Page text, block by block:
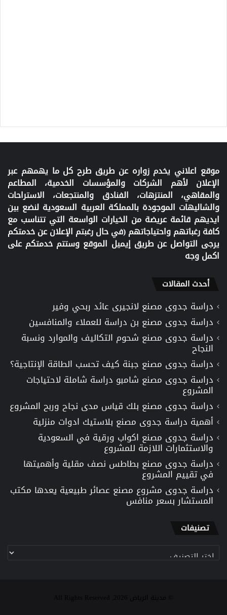
موقع اعلاني يخدم زواره عن طريق طرح كل ما يهمهم عبر
الإعلان لأهم الشركات والمؤسسات الخدمية، المطاعم
والمقاهي، المنتزهات، الفنادق والمنتجعات، الاستراحات
والشاليهات الموجودة بالمملكة العربية السعودية لنضع بين
ايديهم قائمة عريضة من الخيارات الواسعة التي تتناسب مع
كافة رغباتهم واحتياجاتهم (في حال رغبتم الإعلان عن خدمتكم
يرجى التواصل عن طريق إيميل الموقع وستتم خدمتكم على
اكمل وجه
أحدث المقالات
دراسة جدوى مصنع لانجيرى عائد ربحي وفير
دراسة جدوى مصنع بن دراسة للعملاء والمنافسين
دراسة جدوى مصنع شحوم التكاليف والموارد ونسبة
النجاح
دراسة جدوى مصنع جبنة كيف تحسب الطاقة الإنتاجية؟
دراسة جدوى مصنع شامبو دراسة شاملة لاحتياجات
المشروع
دراسة جدوى مصنع بلك قياس مدى نجاح وربح المشروع
أهمية دراسة جدوى مصنع بلاستيك ادوات منزلية
دراسة جدوى مصنع اكواب ورقية في السعودية
والاستثمارات اللازمة للمشروع
دراسة جدوى مصنع بطاطس نصف مقلية وأهميتها
في تقييم المشروع
دراسة جدوى مشروع مصنع عصائر طبيعية يعدها مكتب
المستشار بسعر منافس
تصنيفات
تصنيفات
© مدينة الرياض 2026, All Rights Reserved